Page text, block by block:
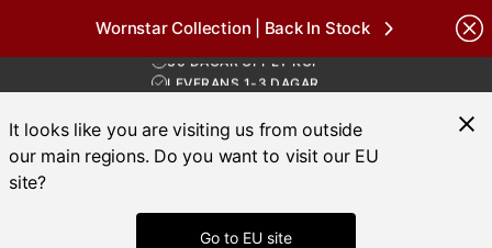
Wornstar Collection | Back In Stock
FRI FRAKT ÖVER 1000 KR
LEVERANS 1-3 DAGAR
FRI FRAKT ÖVER 1000 KR
It looks like you are visiting us from outside
our main regions. Do you want to visit our EU
site?
Go to EU site